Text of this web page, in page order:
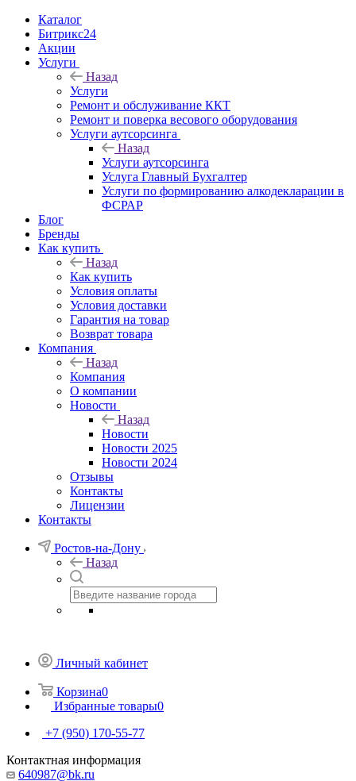
Каталог
Битрикс24
Акции
Услуги
Назад
Услуги
Ремонт и обслуживание ККТ
Ремонт и поверка весового оборудования
Услуги аутсорсинга
Назад
Услуги аутсорсинга
Услуга Главный Бухгалтер
Услуги по формированию алкодекларации в
ФСРАР
Блог
Бренды
Как купить
Назад
Как купить
Условия оплаты
Условия доставки
Гарантия на товар
Возврат товара
Компания
Назад
Компания
О компании
Новости
Назад
Новости
Новости 2025
Новости 2024
Отзывы
Контакты
Лицензии
Контакты
Ростов-на-Дону
Назад
Личный кабинет
Корзина0
Избранные товары0
+7 (950) 170-55-77
Контактная информация
640987@bk.ru